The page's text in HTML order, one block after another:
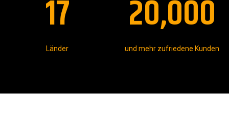
17
Länder
20,000
und mehr zufriedene Kunden